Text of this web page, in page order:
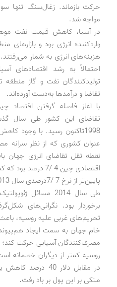
حرکت بازماند. زغال‌سنگ
مواجه شد.
در آسیا، کاهش قیمت نفت
واردکننده انرژی بود و
هزینه‌های انرژی به شمار
احتمالاً به رشد اقتصادهای
تولیدکنندگان نفت و گاز منطقه
تقاضا و درآمدها به‌دست آورده‌اند.
با آغاز فاصله گرفتن اقتصاد
تقاضای این کشور طی سال
1998تاکنون رسید. با وجود
عنوان کشوری که از نظر سرانه
پایین‌تر از نرخ 7 /7‌درصدی سال 2013 به شمار می‌رود.
طی سال 2014 مسائل
برخوردار بود. نگرانی‌های
تحریم‌های غربی علیه روسیه،
خام جهان به سمت ایجاد
مصرف‌کنندگان آسیایی حرکت کند؛
روسیه کمتر از دیگران خصمانه
در مقابل دلار 40
متکی بر این پول بر باد رفت.